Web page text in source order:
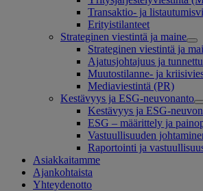
Transaktio- ja
Erityistilanteet
Strateginen viestintä ja maine
Strateginen viestintä ja
Ajatusjohtajuus ja
Muutostilanne- ja
Mediaviestintä (PR)
Kestävyys ja ESG-neuvonanto
Kestävyys ja ESG-
ESG – määrittely ja
Vastuullisuuden
Raportointi ja
Asiakkaitamme
Ajankohtaista
Yhteydenotto